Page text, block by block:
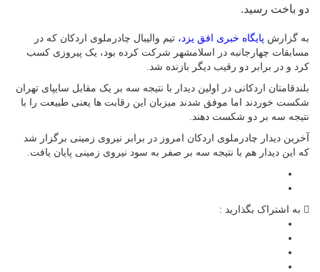
دو باخت رسید.
به گزارش پایگاه خبری افق یزد، تیم والیبال چادرملوی اردکان که در
مسابقات چهارجانبه در اسلامشهر شرکت کرده بود، یک پیروزی کسب
کرد و در برابر دو رقیب دیگر بازنده شد.
بلندقامتان اردکانی در اولین دیدار با نتیجه سه بر یک مقابل سایپای تهران
شکست خوردند اما موفق شدند میزبان این رقابت ها یعنی طبیعت را با
نتیجه سه بر دو شکست دهند.
آخرین دیدار چادرملوی اردکان امروز در برابر نیروی زمینی برگزار شد
که این دیدار هم با نتیجه سه بر صفر به سود نیروی زمینی پایان یافت.
به اشتراک بگذارید :